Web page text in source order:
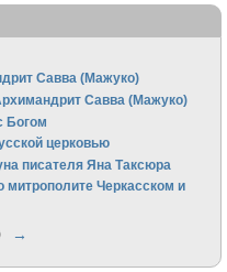
Савва (Мажуко)
Савва (Мажуко)
Богом
церковью
писателя Яна Таксюра
Черкасском и
→